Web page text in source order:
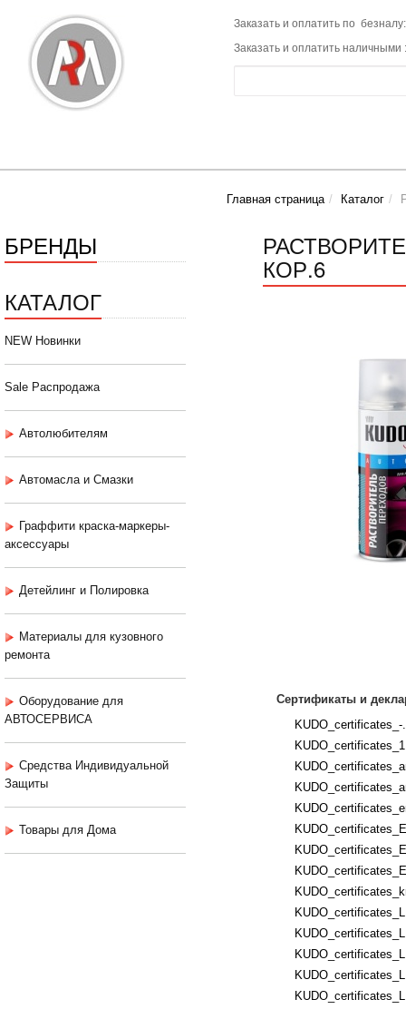
Заказать и оплатить по
Заказать и оплатить наличными
Главная страница Каталог
БРЕНДЫ
КАТАЛОГ
NEW Новинки
Sale Распродажа
Автолюбителям
Автомасла и Смазки
Граффити краска-маркеры-
аксессуары
Детейлинг и Полировка
Материалы для кузовного
ремонта
Оборудование для
АВТОСЕРВИСА
Средства Индивидуальной
Защиты
Товары для Дома
КОР.6
Сертификаты и
KUDO_certificates_-